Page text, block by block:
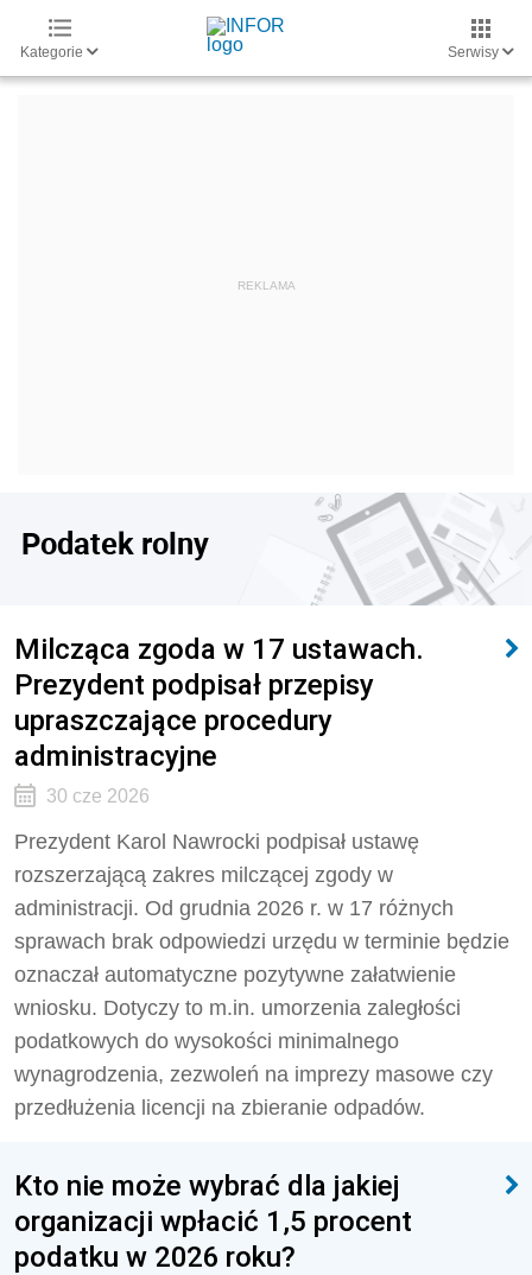
Kategorie Serwisy
Podatek rolny
Milcząca zgoda w 17 ustawach.
Prezydent podpisał przepisy
upraszczające procedury
administracyjne
30 cze 2026
Prezydent Karol Nawrocki podpisał ustawę
rozszerzającą zakres milczącej zgody w
administracji. Od grudnia 2026 r. w 17 różnych
sprawach brak odpowiedzi urzędu w terminie będzie
oznaczał automatyczne pozytywne załatwienie
wniosku. Dotyczy to m.in. umorzenia zaległości
podatkowych do wysokości minimalnego
wynagrodzenia, zezwoleń na imprezy masowe czy
przedłużenia licencji na zbieranie odpadów.
Kto nie może wybrać dla jakiej
organizacji wpłacić 1,5 procent
podatku w 2026 roku?